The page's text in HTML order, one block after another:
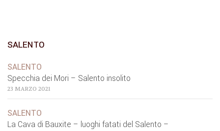
SALENTO
SALENTO
Specchia dei Mori – Salento insolito
23 MARZO 2021
SALENTO
La Cava di Bauxite – luoghi fatati del Salento –